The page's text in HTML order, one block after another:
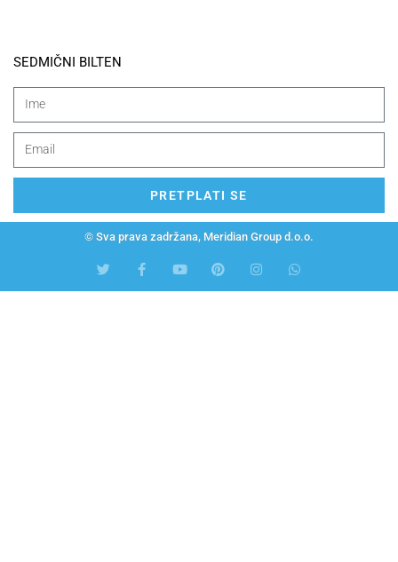
SEDMIČNI BILTEN
PRETPLATI SE
© Sva prava zadržana, Meridian Group d.o.o.